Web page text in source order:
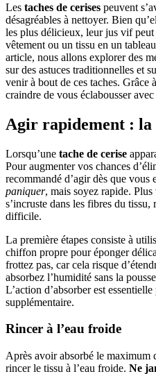
Les taches de cerises peuvent
désagréables à nettoyer. Bien
les plus délicieux, leur jus vif
vêtement ou un tissu en un
article, nous allons explorer des
sur des astuces traditionnelles et
venir à bout de ces taches. Grâce
craindre de vous éclabousser avec
Agir rapidement : la
Lorsqu’une tache de cerise
Pour augmenter vos chances
recommandé d’agir dès que vous
paniquer, mais soyez rapide.
s’incruste dans les fibres du
difficile.
La première étapes consiste à
chiffon propre pour éponger
frottez pas, car cela risque
absorbez l’humidité sans la
L’action d’absorber est
supplémentaire.
Rincer à l’eau froide
Après avoir absorbé le maximum
rincer le tissu à l’eau froide. Ne